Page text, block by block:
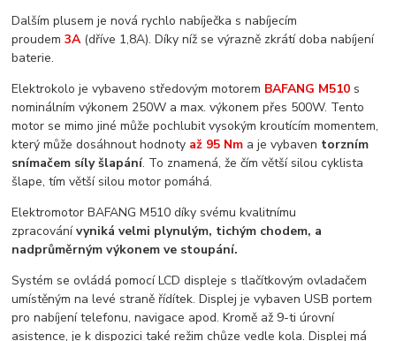
Dalším plusem je nová rychlo nabíječka s nabíjecím
proudem3A(dříve 1,8A). Díky níž se výrazně zkrátí doba nabíjení
baterie.
Elektrokolo je vybaveno středovým motorem BAFANG M510 s
nominálním výkonem 250W a max. výkonem přes 500W. Tento
motor se mimo jiné může pochlubit vysokým kroutícím momentem,
který může dosáhnout hodnoty až 95 Nm a je vybaven torzním
snímačem síly šlapání. To znamená, že čím větší silou cyklista
šlape, tím větší silou motor pomáhá.
Elektromotor BAFANG M510 díky svému kvalitnímu
zpracovánívyniká velmi plynulým, tichým chodem, a
nadprůměrným výkonem ve stoupání.
Systém se ovládá pomocí LCD displeje s tlačítkovým ovladačem
umístěným na levé straně řídítek. Displej je vybaven USB portem
pro nabíjení telefonu, navigace apod. Kromě až 9-ti úrovní
asistence, je k dispozici také režim chůze vedle kola. Displej má